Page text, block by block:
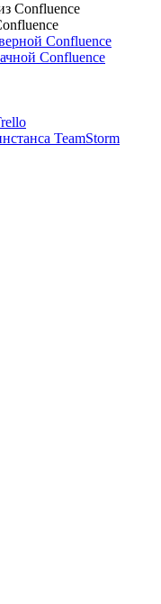
Confluence
Confluence
Confluence
TeamStorm